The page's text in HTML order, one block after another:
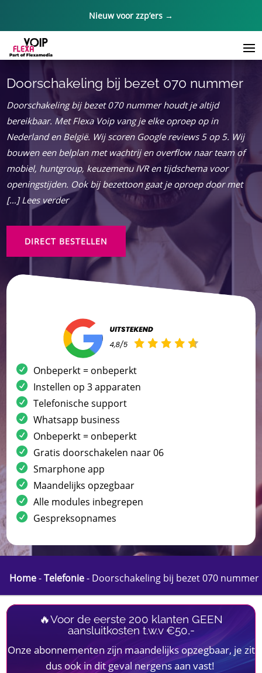
Nieuw voor zzp’ers →
Doorschakeling bij bezet 070 nummer
Doorschakeling bij bezet 070 nummer houdt je altijd
bereikbaar.​ Met Flexa Voip vang je elke oproep op in
Nederland en België.​ Wij scoren Google reviews 5 op 5.​ Wij
bouwen een belplan met wachtrij en overflow naar team of
mobiel, huntgroup, keuzemenu IVR en tijdschema voor
openingstijden.​ Ook bij bezettoon gaat je oproep door met
[…] Lees verder
DIRECT BESTELLEN
Onbeperkt = onbeperkt
Instellen op 3 apparaten
Telefonische support
Whatsapp business
Onbeperkt = onbeperkt
Gratis doorschakelen naar 06
Smarphone app
Maandelijks opzegbaar
Alle modules inbegrepen
Gespreksopnames
Home-Telefonie- Doorschakeling bij bezet 070 nummer
🔥Voor de eerste 200 klanten GEEN
aansluitkosten t.w.v €50,-
Onze abonnementen zijn maandelijks opzegbaar, je zit
dus ook in dit geval nergens aan vast!